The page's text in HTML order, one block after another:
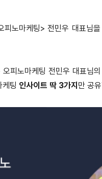
노마케팅> 전민우 대표님
피노마케팅 전민우 대표님
팅 인사이트 딱 3가지 만 공